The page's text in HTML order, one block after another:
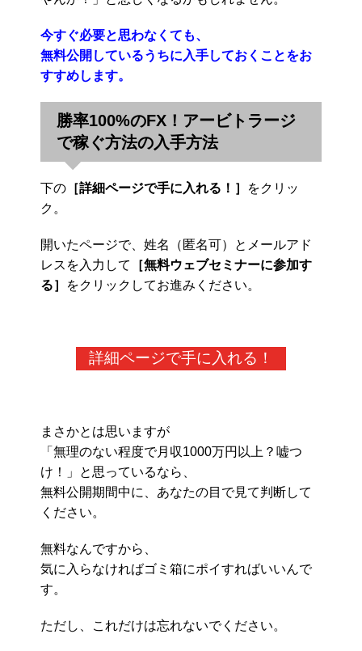
今すぐ必要と思わなくても、
無料公開しているうちに入手しておくことをお
すすめします。
勝率100%のFX！アービトラージ
で稼ぐ方法の入手方法
下の ［詳細ページで手に入れる！］
をクリッ
ク。
開いたページで、姓名（匿名可）とメールアド
レスを入力して
［無料ウェブセミナーに参加す
る］
をクリックしてお進みください。
詳細ページで手に入れる！
まさかとは思いますが
「無理のない程度で月収1000万円以上？嘘つ
け！」と思っているなら、
無料公開期間中に、あなたの目で見て判断して
ください。
無料なんですから、
気に入らなければゴミ箱にポイすればいいんで
す。
ただし、これだけは忘れないでください。